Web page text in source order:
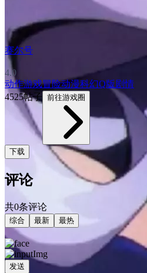
赛尔号
4.0
动作游戏冒险动漫科幻Q版剧情
4525帖子 前往游戏圈
下载
评论
共0条评论
综合 最新 最热
发送